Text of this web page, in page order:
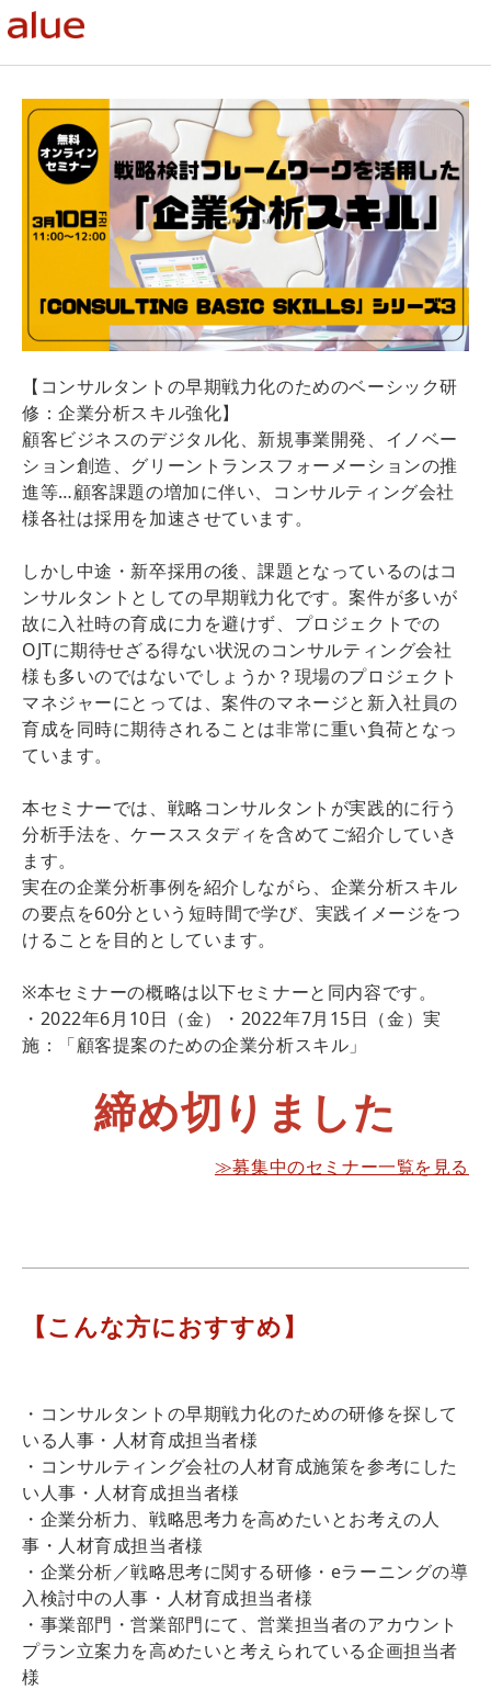
【コンサルタントの早期戦力化のためのベーシック研
修：企業分析スキル強化】
顧客ビジネスのデジタル化、新規事業開発、イノベー
ション創造、グリーントランスフォーメーションの推
進等…顧客課題の増加に伴い、コンサルティング会社
様各社は採用を加速させています。
しかし中途・新卒採用の後、課題となっているのはコ
ンサルタントとしての早期戦力化です。案件が多いが
故に入社時の育成に力を避けず、プロジェクトでの
OJTに期待せざる得ない状況のコンサルティング会社
様も多いのではないでしょうか？現場のプロジェクト
マネジャーにとっては、案件のマネージと新入社員の
育成を同時に期待されることは非常に重い負荷となっ
ています。
本セミナーでは、戦略コンサルタントが実践的に行う
分析手法を、ケーススタディを含めてご紹介していき
ます。
実在の企業分析事例を紹介しながら、企業分析スキル
の要点を60分という短時間で学び、実践イメージをつ
けることを目的としています。
※本セミナーの概略は以下セミナーと同内容です。
・2022年6月10日（金）・2022年7月15日（金）実
施：「顧客提案のための企業分析スキル」
締め切りました
≫募集中のセミナー一覧を見る
【こんな方におすすめ】
・コンサルタントの早期戦力化のための研修を探して
いる人事・人材育成担当者様
・コンサルティング会社の人材育成施策を参考にした
い人事・人材育成担当者様
・企業分析力、戦略思考力を高めたいとお考えの人
事・人材育成担当者様
・企業分析／戦略思考に関する研修・eラーニングの導
入検討中の人事・人材育成担当者様
・事業部門・営業部門にて、営業担当者のアカウント
プラン立案力を高めたいと考えられている企画担当者
様